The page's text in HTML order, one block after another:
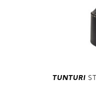
TUNTURI